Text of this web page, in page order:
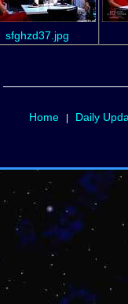
sfghzd37.jpg
Home| Daily